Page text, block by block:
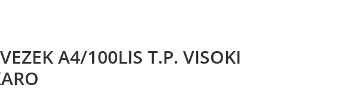
A4/100LIS T.P. VISOKI